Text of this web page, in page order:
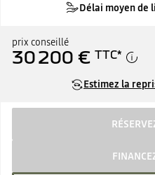
Délai moyen de
prix conseillé
30 200 € TTC*
Estimez la